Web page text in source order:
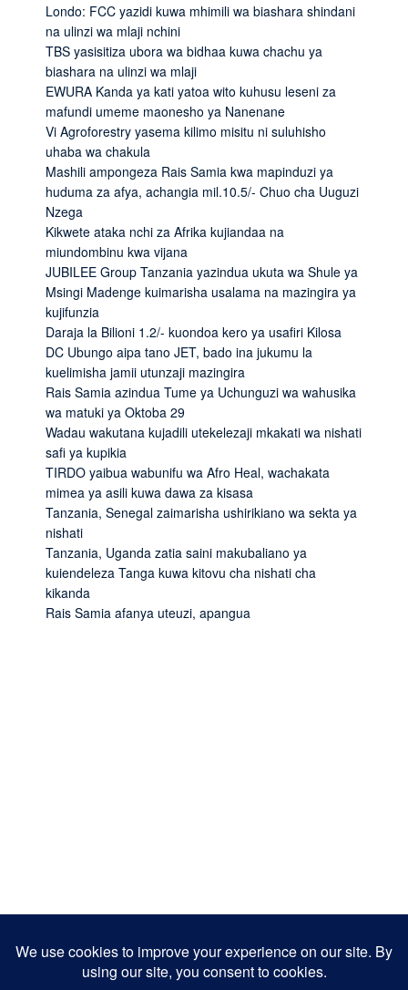
Londo: FCC yazidi kuwa mhimili wa biashara shindani
na ulinzi wa mlaji nchini
TBS yasisitiza ubora wa bidhaa kuwa chachu ya
biashara na ulinzi wa mlaji
EWURA Kanda ya kati yatoa wito kuhusu leseni za
mafundi umeme maonesho ya Nanenane
Vi Agroforestry yasema kilimo misitu ni suluhisho
uhaba wa chakula
Mashili ampongeza Rais Samia kwa mapinduzi ya
huduma za afya, achangia mil.10.5/- Chuo cha Uuguzi
Nzega
Kikwete ataka nchi za Afrika kujiandaa na
miundombinu kwa vijana
JUBILEE Group Tanzania yazindua ukuta wa Shule ya
Msingi Madenge kuimarisha usalama na mazingira ya
kujifunzia
Daraja la Bilioni 1.2/- kuondoa kero ya usafiri Kilosa
DC Ubungo aipa tano JET, bado ina jukumu la
kuelimisha jamii utunzaji mazingira
Rais Samia azindua Tume ya Uchunguzi wa wahusika
wa matuki ya Oktoba 29
Wadau wakutana kujadili utekelezaji mkakati wa nishati
safi ya kupikia
TIRDO yaibua wabunifu wa Afro Heal, wachakata
mimea ya asili kuwa dawa za kisasa
Tanzania, Senegal zaimarisha ushirikiano wa sekta ya
nishati
Tanzania, Uganda zatia saini makubaliano ya
kuiendeleza Tanga kuwa kitovu cha nishati cha
kikanda
Rais Samia afanya uteuzi, apangua